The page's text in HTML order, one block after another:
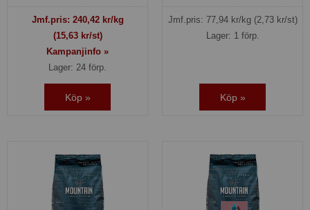
Jmf.pris: 240,42kr/kg
(15,63 kr/st)
Kampanjinfo »
Lager: 24 förp.
Köp »
Jmf.pris: 77,94kr/kg (2,73 kr/st)
Lager: 1 förp.
Köp »